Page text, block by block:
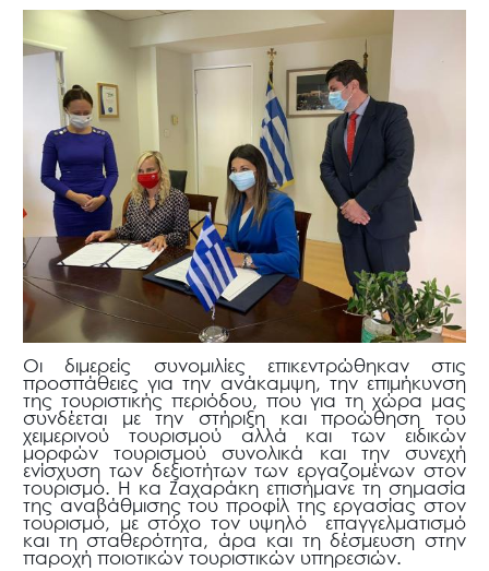
Οι διμερείς συνομιλίες επικεντρώθηκαν στις
προσπάθειες για την ανάκαμψη, την επιμήκυνση
της τουριστικής περιόδου, που για τη χώρα μας
συνδέεται με την στήριξη και προώθηση του
χειμερινού τουρισμού αλλά και των ειδικών
μορφών τουρισμού συνολικά και την συνεχή
ενίσχυση των δεξιοτήτων των εργαζομένων στον
τουρισμό. Η κα Ζαχαράκη επισήμανε τη σημασία
της αναβάθμισης του προφίλ της εργασίας στον
τουρισμό, με στόχο τον υψηλό επαγγελματισμό
και τη σταθερότητα, άρα και τη δέσμευση στην
παροχή ποιοτικών τουριστικών υπηρεσιών.